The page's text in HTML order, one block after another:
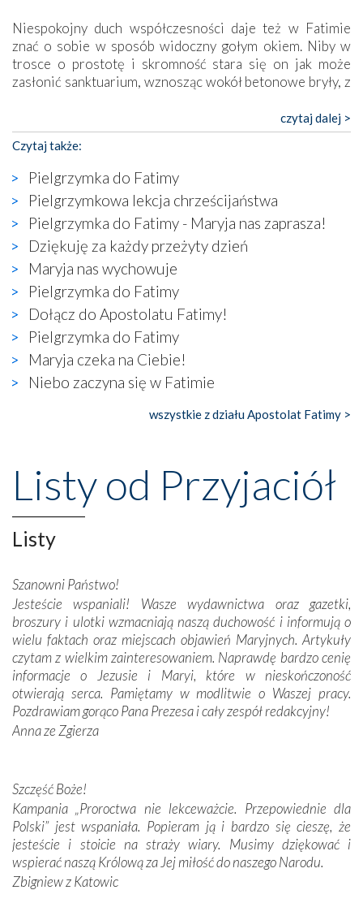
Niespokojny duch współczesności daje też w Fatimie
znać o sobie w sposób widoczny gołym okiem. Niby w
trosce o prostotę i skromność stara się on jak może
zasłonić sanktuarium, wznosząc wokół betonowe bryły, z
katolickiego kultu. Tylko co wspólnego z żywą,
autentyczną wiarą mogą mieć płaskie, szare bunkry albo
kaplice, w których Tabernakulum przypomina bardziej
skrzynkę na narzędzia? Albo co powiedzieć o ustawionym
tuż przy nowej bazylice wielkim krzyżu, na którym
zamiast Chrystusa umieszczono dziwaczną postać jakby
wyjętą ze starożytnych hieroglifów? W kulturowym
kontekście naszych czasów to raczej karykatura niż godny
wizerunek Zbawiciela…
Zatem nawet w bezpośrednim otoczeniu sanktuarium
naocznie przekonaliśmy się, że wewnątrz Kościoła toczy
się ogromna walka o kształt katolicyzmu i o serca
wierzących. Do czego to zmaganie może prowadzić,
widzieliśmy w urokliwym, niewielkim mieście Obidos,
gdzie w miejscu dawnego kościoła działa dzisiaj…
księgarnia.
Nasze pielgrzymkowe wyprawy, których celem były
wznoszono na chwałę Bożą, na przykład – w podzięce za
Opatrznościową pomoc w wygranej bitwie o
niepodległość kraju. Zachwyt budziła potężna, a zarazem
misterna architektura tych monumentalnych dzieł,
wspaniałe zdobienia, dbałość ich twórców o detale,
budowniczych.
Podążyliśmy też śladami fatimskich wizjonerów – Łucji
dos Santos oraz świętych Hiacynty i Franciszka Marto.
Modliliśmy się przy ich grobach. Odprawiliśmy Drogę
Krzyżową w ich rodzinnych stronach, odwiedziliśmy
domy, w których żyli.
W miejscu objawień Matki Bożej zapaliliśmy świece
Podczas tej kilkudniowej wyprawy na każdym kroku
spotykaliśmy się z serdeczną otwartością
Portugalczyków. Podziwialiśmy ich ludową sztukę i
zwyczaje. Mimo że nasze kraje są od siebie bardzo
oddalone, w żaden sposób nie czuliśmy się obco.
Sprawiła to oczywiście sama Matka Boża, ale też
kulturowa bliskość biorąca swój początek w naszej
czytaj dalej >
Czytaj także:
Pielgrzymka do Fatimy
Pielgrzymkowa lekcja chrześcijaństwa
Pielgrzymka do Fatimy - Maryja nas zaprasza!
Dziękuję za każdy przeżyty dzień
Maryja nas wychowuje
Pielgrzymka do Fatimy
Dołącz do Apostolatu Fatimy!
Pielgrzymka do Fatimy
Maryja czeka na Ciebie!
Niebo zaczyna się w Fatimie
wszystkie z działu Apostolat Fatimy >
Listy od Przyjaciół
Listy
Szanowni Państwo!
Jesteście wspaniali! Wasze wydawnictwa oraz gazetki,
broszury i ulotki wzmacniają naszą duchowość i informują o
wielu faktach oraz miejscach objawień Maryjnych. Artykuły
czytam z wielkim zainteresowaniem. Naprawdę bardzo cenię
informacje o Jezusie i Maryi, które w nieskończoność
otwierają serca. Pamiętamy w modlitwie o Waszej pracy.
Pozdrawiam gorąco Pana Prezesa i cały zespół redakcyjny!
Anna ze Zgierza
Szczęść Boże!
Kampania „Proroctwa nie lekceważcie. Przepowiednie dla
Polski” jest wspaniała. Popieram ją i bardzo się cieszę, że
jesteście i stoicie na straży wiary. Musimy dziękować i
wspierać naszą Królową za Jej miłość do naszego Narodu.
Zbigniew z Katowic